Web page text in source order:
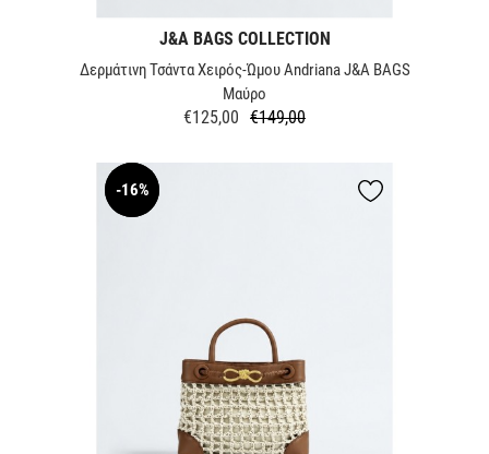
J&A BAGS COLLECTION
Δερμάτινη Τσάντα Χειρός-Ώμου Andriana J&A BAGS
Μαύρο
Κανονική
€149,00
Τιμή
€125,00
NEW
-16%